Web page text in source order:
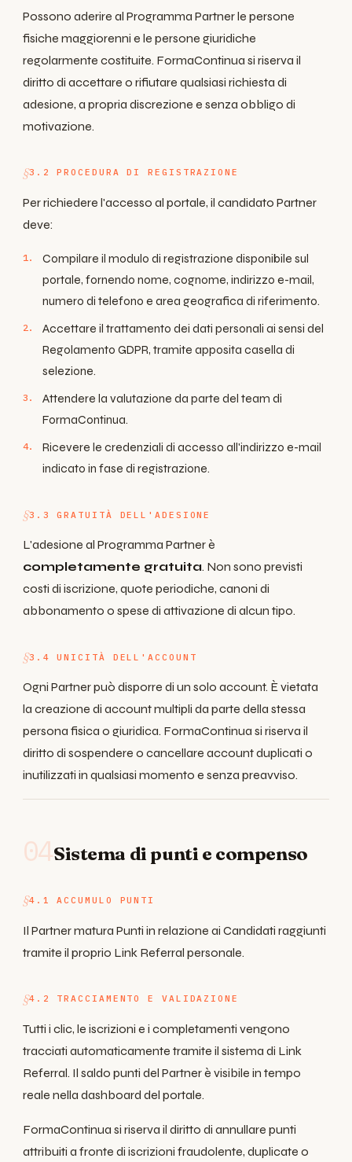
Possono aderire al Programma Partner le persone
fisiche maggiorenni e le persone giuridiche
regolarmente costituite. FormaContinua si riserva il
diritto di accettare o rifiutare qualsiasi richiesta di
adesione, a propria discrezione e senza obbligo di
motivazione.
3.2 PROCEDURA DI REGISTRAZIONE
Per richiedere l'accesso al portale, il candidato Partner
deve:
Compilare il modulo di registrazione disponibile sul
portale, fornendo nome, cognome, indirizzo e-mail,
numero di telefono e area geografica di riferimento.
Accettare il trattamento dei dati personali ai sensi del
Regolamento GDPR, tramite apposita casella di
selezione.
Attendere la valutazione da parte del team di
FormaContinua.
Ricevere le credenziali di accesso all'indirizzo e-mail
indicato in fase di registrazione.
3.3 GRATUITÀ DELL'ADESIONE
L'adesione al Programma Partner è
completamente gratuita. Non sono previsti
costi di iscrizione, quote periodiche, canoni di
abbonamento o spese di attivazione di alcun tipo.
3.4 UNICITÀ DELL'ACCOUNT
Ogni Partner può disporre di un solo account. È vietata
la creazione di account multipli da parte della stessa
persona fisica o giuridica. FormaContinua si riserva il
diritto di sospendere o cancellare account duplicati o
inutilizzati in qualsiasi momento e senza preavviso.
04Sistema di punti e compenso
4.1 ACCUMULO PUNTI
Il Partner matura Punti in relazione ai Candidati raggiunti
tramite il proprio Link Referral personale.
4.2 TRACCIAMENTO E VALIDAZIONE
Tutti i clic, le iscrizioni e i completamenti vengono
tracciati automaticamente tramite il sistema di Link
Referral. Il saldo punti del Partner è visibile in tempo
reale nella dashboard del portale.
FormaContinua si riserva il diritto di annullare punti
attribuiti a fronte di iscrizioni fraudolente, duplicate o